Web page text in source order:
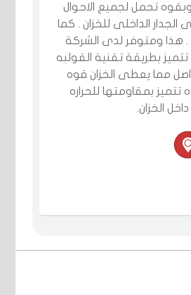
تحمل لجميع الاحوال
الداخلى للخزان . كما
. هذا ومتوفر لدى الشركة
حتى حجم 5000 جالون و التي تتميز بطريقة تقنية القولبه
مما يعطى الخزان قوه
بمقاومتها للحراره
الخزان.